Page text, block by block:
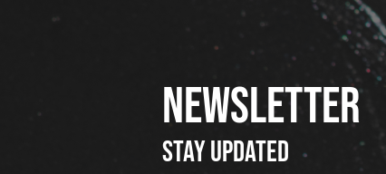
NEWSLETTER
Stay updated